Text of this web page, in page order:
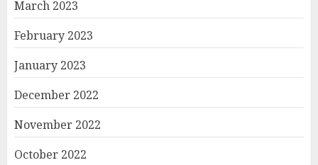
March 2023
February 2023
January 2023
December 2022
November 2022
October 2022